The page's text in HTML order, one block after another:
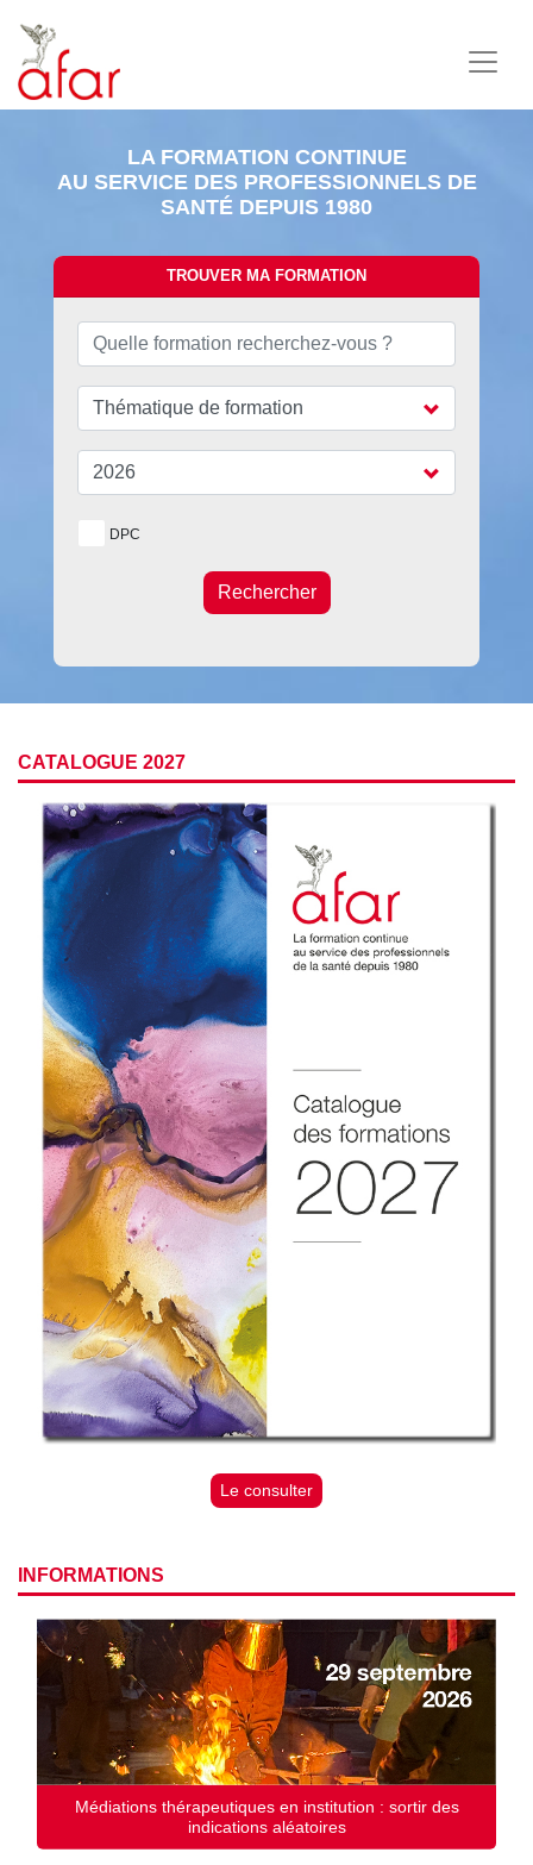
LA FORMATION CONTINUE
AU SERVICE DES PROFESSIONNELS DE
SANTÉ DEPUIS 1980
TROUVER MA FORMATION
Rechercher
DPC
CATALOGUE 2027
Le consulter
INFORMATIONS
Médiations thérapeutiques en institution : sortir des
indications aléatoires